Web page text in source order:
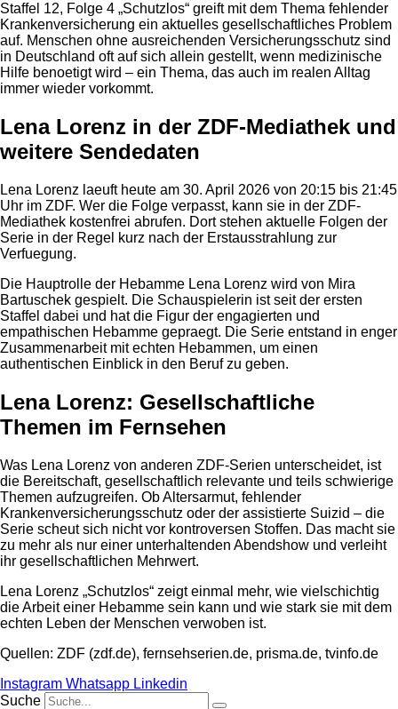
Staffel 12, Folge 4 „Schutzlos“ greift mit dem Thema fehlender
Krankenversicherung ein aktuelles gesellschaftliches Problem
auf. Menschen ohne ausreichenden Versicherungsschutz sind
in Deutschland oft auf sich allein gestellt, wenn medizinische
Hilfe benoetigt wird – ein Thema, das auch im realen Alltag
immer wieder vorkommt.
Lena Lorenz in der ZDF-Mediathek und
weitere Sendedaten
Lena Lorenz laeuft heute am 30. April 2026 von 20:15 bis 21:45
Uhr im ZDF. Wer die Folge verpasst, kann sie in der ZDF-
Mediathek kostenfrei abrufen. Dort stehen aktuelle Folgen der
Serie in der Regel kurz nach der Erstausstrahlung zur
Verfuegung.
Die Hauptrolle der Hebamme Lena Lorenz wird von Mira
Bartuschek gespielt. Die Schauspielerin ist seit der ersten
Staffel dabei und hat die Figur der engagierten und
empathischen Hebamme gepraegt. Die Serie entstand in enger
Zusammenarbeit mit echten Hebammen, um einen
authentischen Einblick in den Beruf zu geben.
Lena Lorenz: Gesellschaftliche
Themen im Fernsehen
Was Lena Lorenz von anderen ZDF-Serien unterscheidet, ist
die Bereitschaft, gesellschaftlich relevante und teils schwierige
Themen aufzugreifen. Ob Altersarmut, fehlender
Krankenversicherungsschutz oder der assistierte Suizid – die
Serie scheut sich nicht vor kontroversen Stoffen. Das macht sie
zu mehr als nur einer unterhaltenden Abendshow und verleiht
ihr gesellschaftlichen Mehrwert.
Lena Lorenz „Schutzlos“ zeigt einmal mehr, wie vielschichtig
die Arbeit einer Hebamme sein kann und wie stark sie mit dem
echten Leben der Menschen verwoben ist.
Quellen: ZDF (zdf.de), fernsehserien.de, prisma.de, tvinfo.de
Instagram Whatsapp Linkedin
Suche